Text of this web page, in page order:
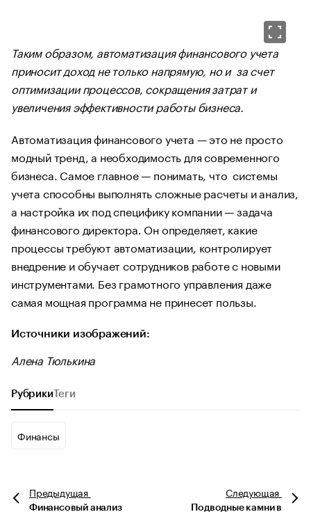
Таким образом, автоматизация финансового учета
приносит доход не только напрямую, но и за счет
оптимизации процессов, сокращения затрат и
увеличения эффективности работы бизнеса.
Автоматизация финансового учета — это не просто
модный тренд, а необходимость для современного
бизнеса. Самое главное — понимать, что системы
учета способны выполнять сложные расчеты и анализ,
а настройка их под специфику компании — задача
финансового директора. Он определяет, какие
процессы требуют автоматизации, контролирует
внедрение и обучает сотрудников работе с новыми
инструментами. Без грамотного управления даже
самая мощная программа не принесет пользы.
Источники изображений:
Алена Тюлькина
Рубрики Теги
Финансы
Предыдущая
Финансовый анализ
Следующая
Подводные камни в